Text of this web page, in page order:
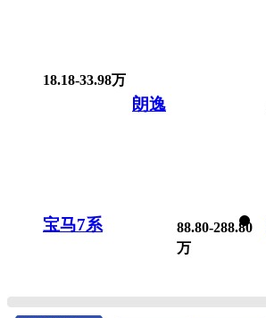
18.18-33.98万
朗逸
宝马7系
88.80-288.80
万